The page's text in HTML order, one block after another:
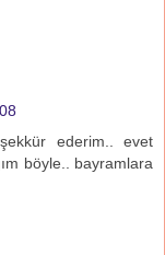
ederim.. evet
böyle.. bayramlara